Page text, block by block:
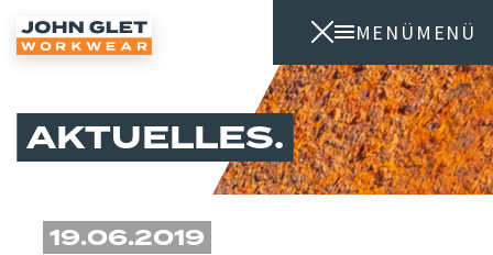
MENÜ
MENÜ
AKTUELLES
19.06.2019